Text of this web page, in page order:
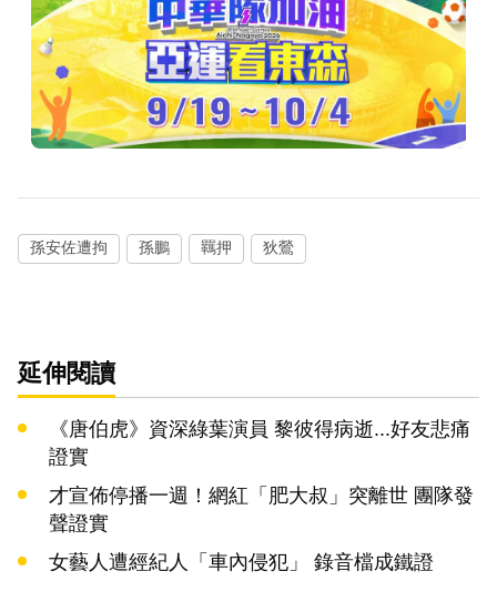
孫安佐遭拘 孫鵬 羈押 狄鶯
延伸閱讀
《唐伯虎》資深綠葉演員 黎彼得病逝...好友悲痛
證實
才宣佈停播一週！網紅「肥大叔」突離世 團隊發
聲證實
女藝人遭經紀人「車內侵犯」 錄音檔成鐵證